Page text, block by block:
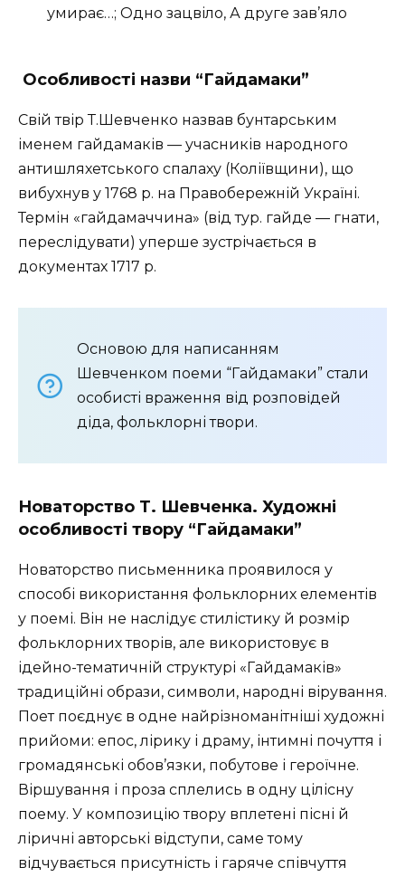
умирає…; Одно зацвіло, А друге зав’яло
Особливості назви “Гайдамаки”
Свій твір Т.Шевченко назвав бунтарським
іменем гайдамаків — учасників народного
антишляхетського спалаху (Коліївщини), що
вибухнув у 1768 р. на Правобережній Україні.
Термін «гайдамаччина» (від тур. гайде — гнати,
переслідувати) уперше зустрічається в
документах 1717 р.
Основою для написанням
Шевченком поеми “Гайдамаки” стали
особисті враження від розповідей
діда, фольклорні твори.
Новаторство Т. Шевченка. Художні
особливості твору “Гайдамаки”
Новаторство письменника проявилося у
способі використання фольклорних елементів
у поемі. Він не наслідує стилістику й розмір
фольклорних творів, але використовує в
ідейно-тематичній структурі «Гайдамаків»
традиційні образи, символи, народні вірування.
Поет поєднує в одне найрізноманітніші художні
прийоми: епос, лірику і драму, інтимні почуття і
громадянські обов’язки, побутове і героїчне.
Віршування і проза сплелись в одну цілісну
поему. У композицію твору вплетені пісні й
ліричні авторські відступи, саме тому
відчувається присутність і гаряче співчуття